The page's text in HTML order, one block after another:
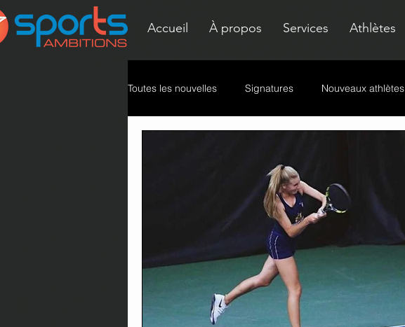
Accueil À propos Services Athlètes
Toutes les nouvelles Signatures Nouveaux athlètes